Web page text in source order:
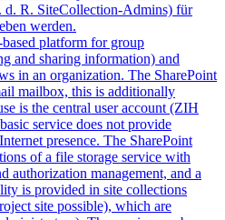
R. SiteCollection-Admins) für
werden.
platform for group
and sharing information) and
in an organization. The SharePoint
mailbox, this is additionally
is the central user account (ZIH
service does not provide
presence. The SharePoint
of a file storage service with
authorization management, and a
is provided in site collections
site possible), which are